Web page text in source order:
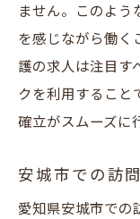
資格取
安城市
キャリ
安城市
移動支援の
ません。このよう
を感じながら働く
護の求人は注目す
クを利用すること
確立がスムーズに
安城市での訪
愛知県安城市での